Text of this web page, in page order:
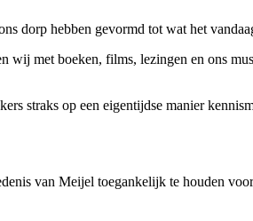
dorp hebben gevormd tot wat het
wij met boeken, films, lezingen en ons
straks op een eigentijdse manier
van Meijel toegankelijk te houden